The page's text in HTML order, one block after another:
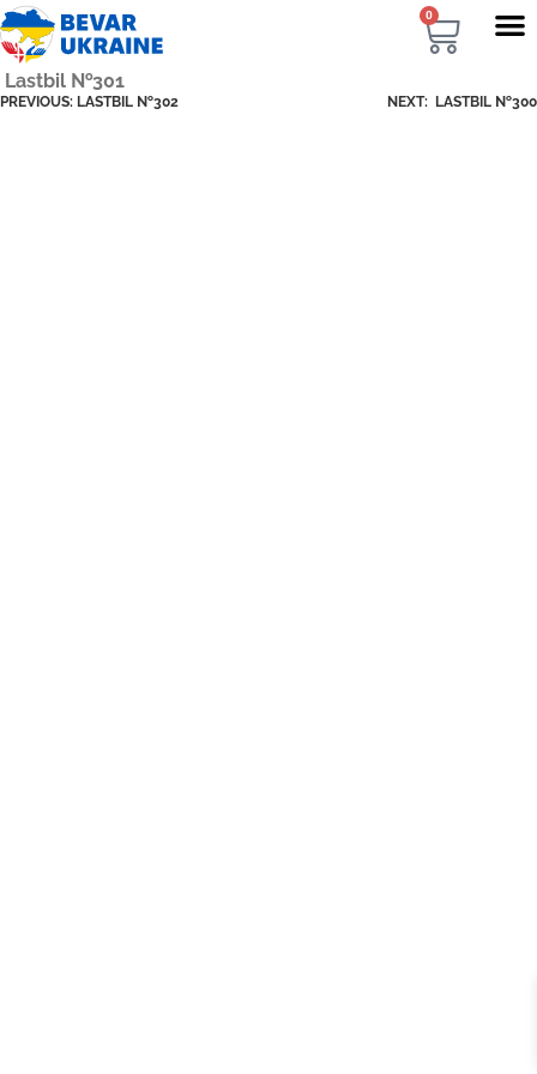
0
Lastbil №301
PREVIOUS: LASTBIL №302 NEXT: LASTBIL №300